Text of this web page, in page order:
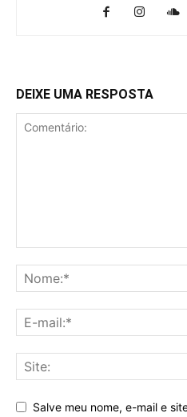
DEIXE UMA RESPOSTA
Salve meu nome, e-mail e